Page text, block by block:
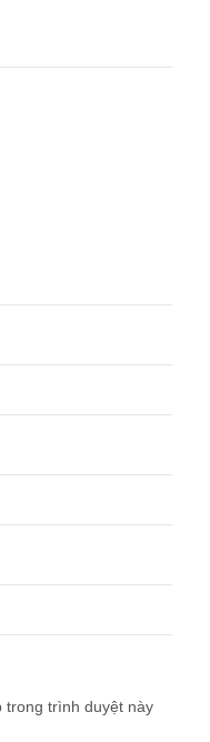
trong trình duyệt này